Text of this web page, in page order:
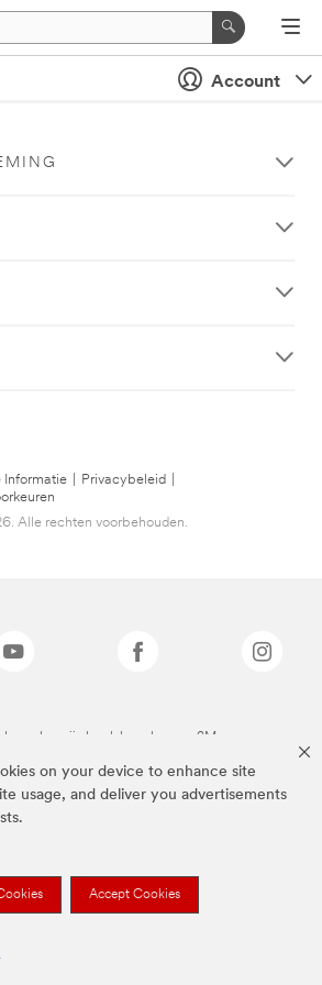
on your device to enhance site
usage, and deliver you advertisements
Accept Cookies
Account
Informatie Privacybeleid
Alle rechten voorbehouden.
merken zijn handelsmerken van 3M.we